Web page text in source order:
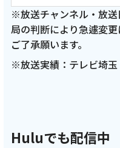
【ケーブルテレビ
※放送チャンネル・放
局の判断により急遽変
ご了承願います。
※放送実績：テレビ埼
Huluでも配信中